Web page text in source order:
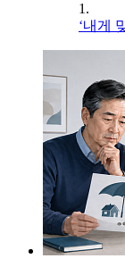
1.
‘내게